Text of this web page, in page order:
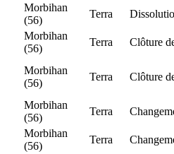
Morbihan
(56)
Terra
Morbihan
(56)
Terra Clôture
Morbihan
(56)
Terra Clôture
Morbihan
(56)
Terra
Morbihan
(56)
Terra